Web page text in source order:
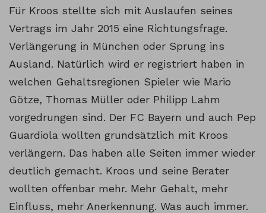
Für Kroos stellte sich mit Auslaufen seines
Vertrags im Jahr 2015 eine Richtungsfrage.
Verlängerung in München oder Sprung ins
Ausland. Natürlich wird er registriert haben in
welchen Gehaltsregionen Spieler wie Mario
Götze, Thomas Müller oder Philipp Lahm
vorgedrungen sind. Der FC Bayern und auch Pep
Guardiola wollten grundsätzlich mit Kroos
verlängern. Das haben alle Seiten immer wieder
deutlich gemacht. Kroos und seine Berater
wollten offenbar mehr. Mehr Gehalt, mehr
Einfluss, mehr Anerkennung. Was auch immer.